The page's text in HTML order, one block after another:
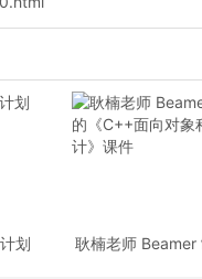
划
耿楠老师 Beamer